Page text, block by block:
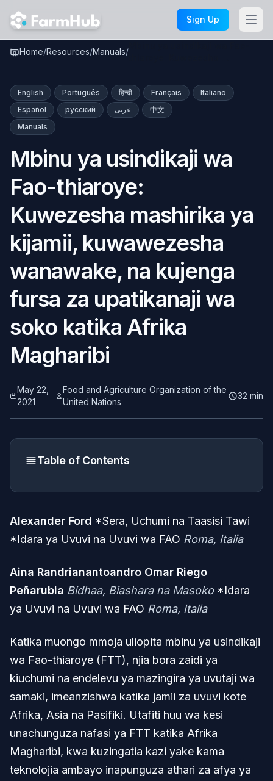
Skip to main content
Sign Up
Home/Resources/Manuals/
English Português हिन्दी Français
Italiano
Español
русский عربى
中文
Manuals
Mbinu ya usindikaji wa
Fao-thiaroye:
Kuwezesha mashirika ya
kijamii, kuwawezesha
wanawake, na kujenga
fursa za upatikanaji wa
soko katika Afrika
Magharibi
May 22,
2021
Food and Agriculture Organization of the
United Nations
32 min
Table of Contents
Alexander Ford *Sera, Uchumi na Taasisi Tawi
*Idara ya Uvuvi na Uvuvi wa FAO Roma, Italia
Aina Randrianantoandro Omar Riego
Peñarubia Bidhaa, Biashara na Masoko*Idara
ya Uvuvi na Uvuvi wa FAO Roma, Italia
Katika muongo mmoja uliopita mbinu ya usindikaji
wa Fao-thiaroye (FTT), njia bora zaidi ya
kiuchumi na endelevu ya mazingira ya uvutaji wa
samaki, imeanzishwa katika jamii za uvuvi kote
Afrika, Asia na Pasifiki. Utafiti huu wa kesi
unachunguza nafasi ya FTT katika Afrika
Magharibi, kwa kuzingatia kazi yake kama
teknolojia ambayo inapunguza athari za afya ya